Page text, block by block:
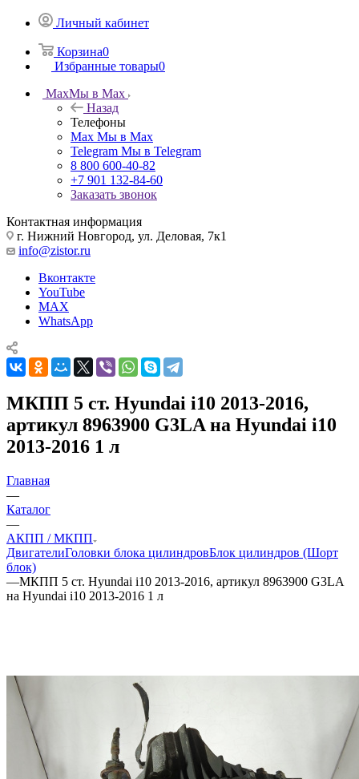
Личный кабинет
Корзина0
Избранные товары0
MaxМы в Max
Назад
Телефоны
Max Мы в Max
Telegram Мы в Telegram
8 800 600-40-82
+7 901 132-84-60
Заказать звонок
Контактная информация
г. Нижний Новгород, ул. Деловая, 7к1
info@zistor.ru
Вконтакте
YouTube
MAX
WhatsApp
МКПП 5 ст. Hyundai i10 2013-2016,
артикул 8963900 G3LA на Hyundai i10
2013-2016 1 л
Главная
—
Каталог
—
АКПП / МКПП
ДвигателиГоловки блока цилиндровБлок цилиндров (Шорт
блок)
—МКПП 5 ст. Hyundai i10 2013-2016, артикул 8963900 G3LA
на Hyundai i10 2013-2016 1 л